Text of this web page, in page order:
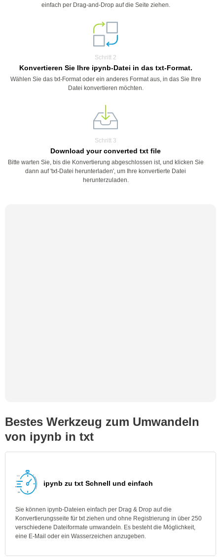
einfach per Drag-and-Drop auf die Seite ziehen.
Schritt 2
Konvertieren Sie Ihre ipynb-Datei in das txt-Format.
Wählen Sie das txt-Format oder ein anderes Format aus, in das Sie Ihre
Datei konvertieren möchten.
Schritt 3
Download your converted txt file
Bitte warten Sie, bis die Konvertierung abgeschlossen ist, und klicken Sie
dann auf 'txt-Datei herunterladen', um Ihre konvertierte Datei
herunterzuladen.
Bestes Werkzeug zum Umwandeln
von ipynb in txt
ipynb zu txt Schnell und einfach
Sie können ipynb-Dateien einfach per Drag & Drop auf die
Konvertierungsseite für txt ziehen und ohne Registrierung in über 250
verschiedene Dateiformate umwandeln. Es besteht die Möglichkeit,
eine E-Mail oder ein Wasserzeichen anzugeben.